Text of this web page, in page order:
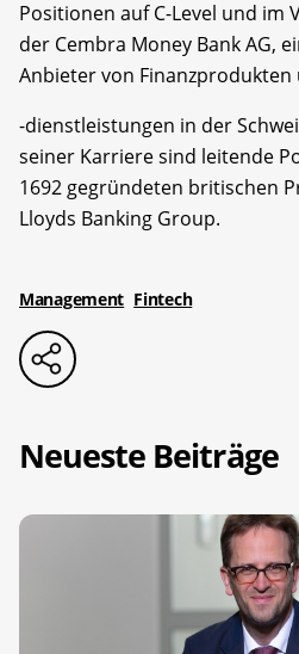
Positionen auf C-Level und im
der Cembra Money Bank AG,
Anbieter von Finanzprodukten
-dienstleistungen in der
seiner Karriere sind leitende
1692 gegründeten britischen
Lloyds Banking Group.
Management Fintech
Neueste Beiträge